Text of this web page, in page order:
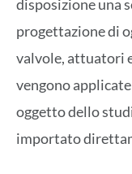
disposizione una
progettazione di
valvole, attuatori
vengono
oggetto dello
importato